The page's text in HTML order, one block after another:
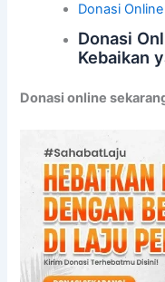
Donasi
Donasi
Kebaikan
Donasi online